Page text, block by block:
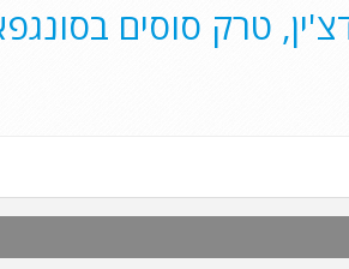
טרק סוסים